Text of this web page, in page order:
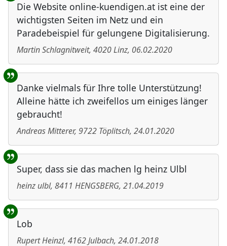
Die Website online-kuendigen.at ist eine der
wichtigsten Seiten im Netz und ein
Paradebeispiel für gelungene Digitalisierung.
Martin Schlagnitweit, 4020Linz, 06.02.2020
Danke vielmals für Ihre tolle Unterstützung!
Alleine hätte ich zweifellos um einiges länger
gebraucht!
Andreas Mitterer, 9722 Töplitsch, 24.01.2020
Super, dass sie das machen lg heinz Ulbl
heinz ulbl, 8411 HENGSBERG, 21.04.2019
Lob
Rupert Heinzl, 4162Julbach, 24.01.2018